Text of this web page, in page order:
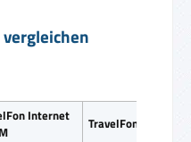
Internet
TravelFon Direct